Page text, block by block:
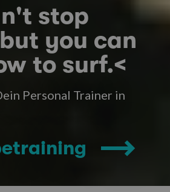
stop
you can
to surf.<
Personal Trainer in